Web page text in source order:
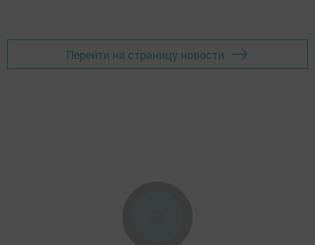
Перейти на страницу новости